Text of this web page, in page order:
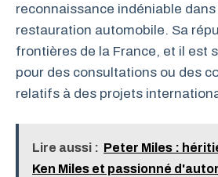
reconnaissance indéniable
restauration automobile. Sa
frontières de la France, et il est
pour des consultations ou des
relatifs à des projets
Lire aussi : Peter Miles :
Ken Miles et passionné